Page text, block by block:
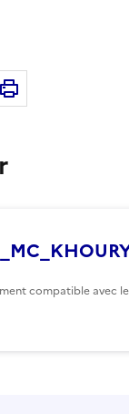
Instagram
dans le
Imprimer cette
compatible avec